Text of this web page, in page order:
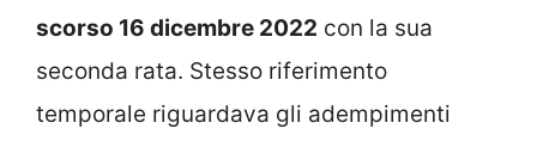
scorso 16 dicembre 2022 con la sua
seconda rata. Stesso riferimento
temporale riguardava gli adempimenti